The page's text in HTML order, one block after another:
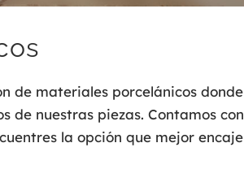
de materiales porcelánicos donde
de nuestras piezas. Contamos con
la opción que mejor encaje